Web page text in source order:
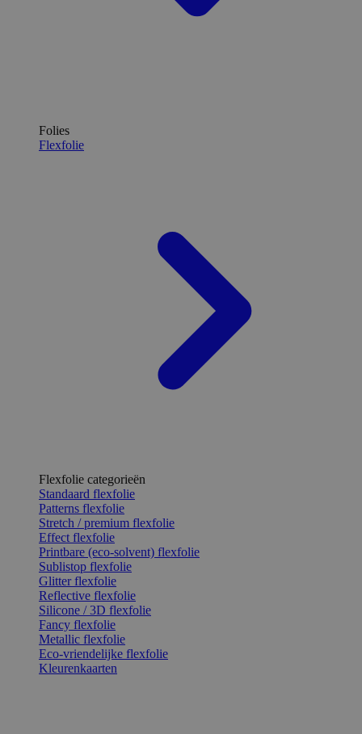
Folies
Flexfolie
Flexfolie categorieën
Standaard flexfolie
Patterns flexfolie
Stretch / premium flexfolie
Effect flexfolie
Printbare (eco-solvent) flexfolie
Sublistop flexfolie
Glitter flexfolie
Reflective flexfolie
Silicone / 3D flexfolie
Fancy flexfolie
Metallic flexfolie
Eco-vriendelijke flexfolie
Kleurenkaarten